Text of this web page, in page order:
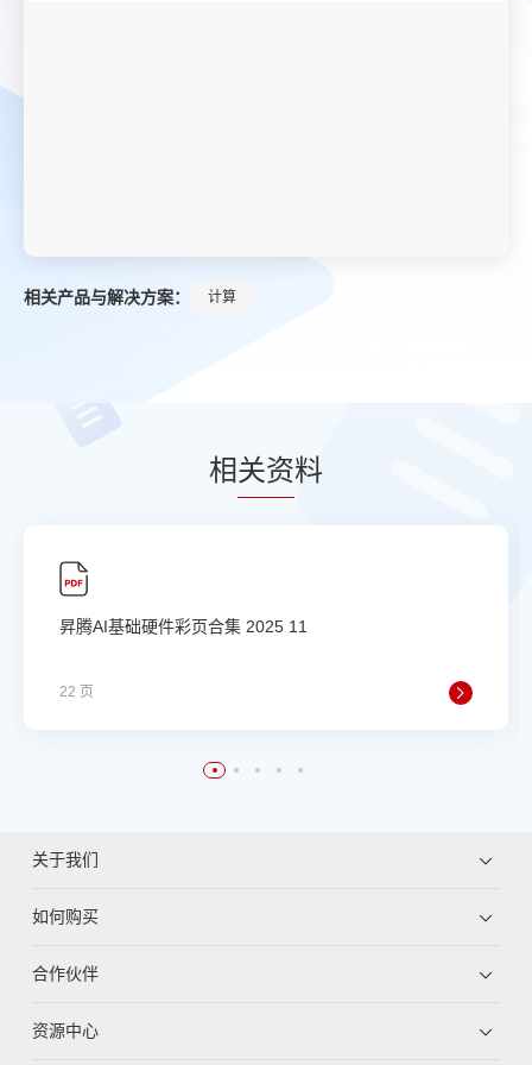
相关产品与解决方案： 计算
相关资料
昇腾AI基础硬件彩页合集 2025 11
22 页
关于我们
如何购买
合作伙伴
资源中心